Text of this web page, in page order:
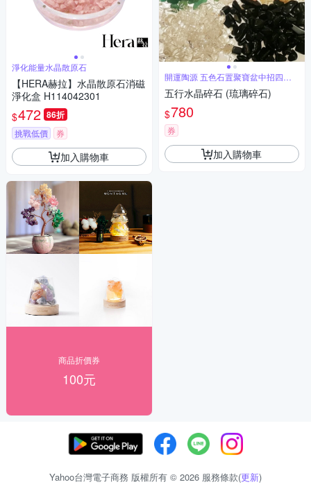
淨化能量水晶散原石
【HERA赫拉】水晶散原石消磁
淨化盒 H114042301
$472 86折
挑戰低價 券
加入購物車
商品折價券
100元
開運陶源 五色石置聚寶盆中招四方
財
五行水晶碎石 (琉璃碎石)
$780
券
加入購物車
Yahoo台灣電子商務 版權所有 © 2026 服務條款(更新)